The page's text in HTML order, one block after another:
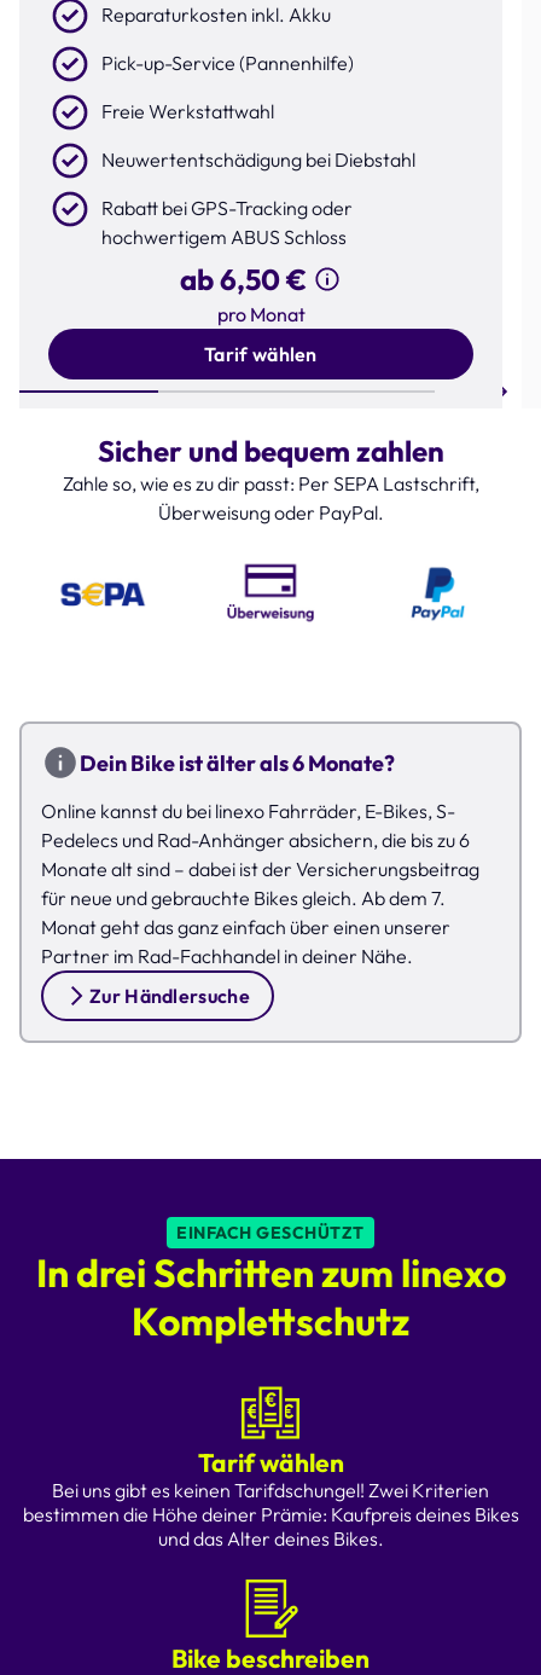
Reparaturkosten inkl. Akku
Pick-up-Service (Pannenhilfe)
Freie Werkstattwahl
Neuwertentschädigung bei Diebstahl
Rabatt bei GPS-Tracking oder
hochwertigem ABUS Schloss
ab 6,50 €
pro Monat
Tarif wählen
Sicher und bequem zahlen
Zahle so, wie es zu dir passt: Per SEPA Lastschrift,
Überweisung oder PayPal.
Dein Bike ist älter als 6 Monate?
Online kannst du bei linexo Fahrräder, E-Bikes, S-
Pedelecs und Rad-Anhänger absichern, die bis zu 6
Monate alt sind – dabei ist der Versicherungsbeitrag
für neue und gebrauchte Bikes gleich. Ab dem 7.
Monat geht das ganz einfach über einen unserer
Partner im Rad-Fachhandel in deiner Nähe.
Zur Händlersuche
EINFACH GESCHÜTZT
In drei Schritten zum linexo
Komplettschutz
Tarif wählen
Bei uns gibt es keinen Tarifdschungel! Zwei Kriterien
bestimmen die Höhe deiner Prämie: Kaufpreis deines Bikes
und das Alter deines Bikes.
Bike beschreiben